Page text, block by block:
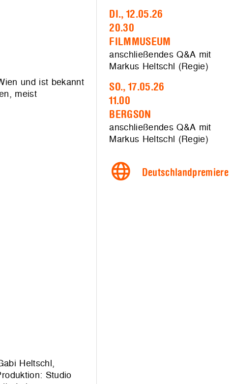
und ist bekannt
meist
Heltschl,
Studio
DI., 12.05.26
20.30
FILMMUSEUM
anschließendes Q&A mit
Markus Heltschl (Regie)
SO., 17.05.26
11.00
BERGSON
anschließendes Q&A mit
Markus Heltschl (Regie)
Deutschlandpremiere